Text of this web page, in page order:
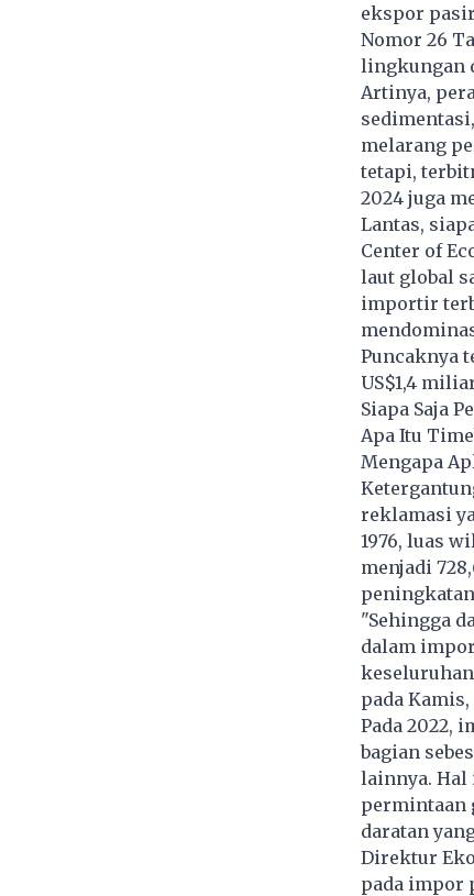
ekspor
Nomor 26
lingkungan
Artinya,
melarang
tetapi,
2024 juga
Lantas,
Center of
laut global
importir
Puncaknya
US$1,4
Siapa Saja
Apa Itu
Mengapa
reklamasi
1976, luas
menjadi
"Sehingga
dalam
pada Kamis,
Pada 2022,
bagian
lainnya. Hal
permintaan
daratan
Direktur
pada impor